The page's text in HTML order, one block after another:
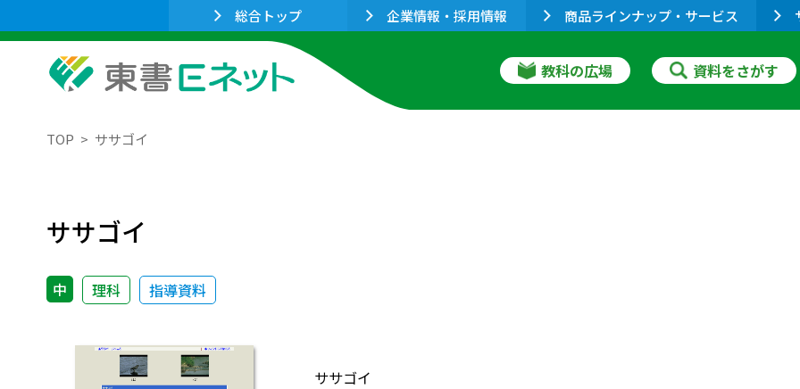
総合トップ 企業情報・採用情報 商品ラインナップ・サービス
教科の広場 資料をさがす
TOP ササゴイ
ササゴイ
中 理科 指導資料
ササゴイ